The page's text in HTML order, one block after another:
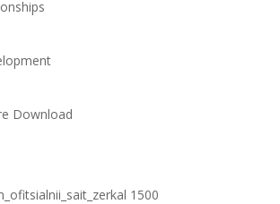
Download
1500